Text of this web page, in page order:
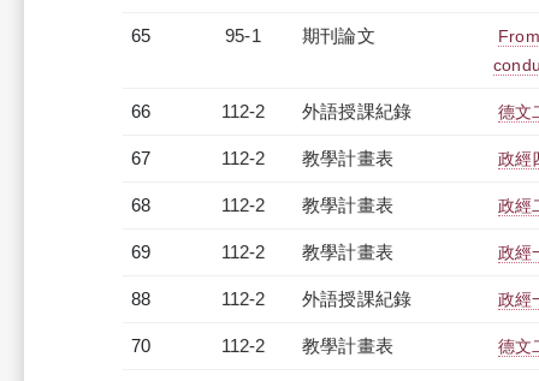
65 95-1 期刊論文
66 112-2 外語授課紀錄 德文
67 112-2 教學計畫表 政經
68 112-2 教學計畫表 政經
69 112-2 教學計畫表 政經
88 112-2 外語授課紀錄 政經
70 112-2 教學計畫表 德文